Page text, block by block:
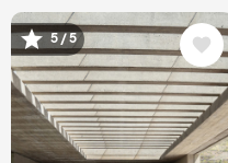
Image
5 / 5